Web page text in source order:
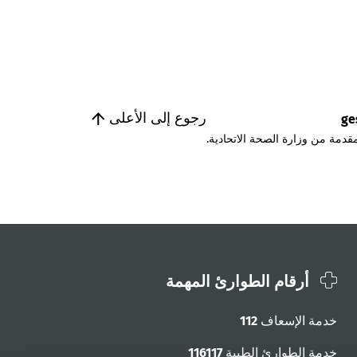
رجوع إلى الأعلى
من وزارة الصحة الاتحادية.
أرقام الطوارئ المهمة
خدمة الإسعاف 112
خدمة الطوارئ الطبية116117